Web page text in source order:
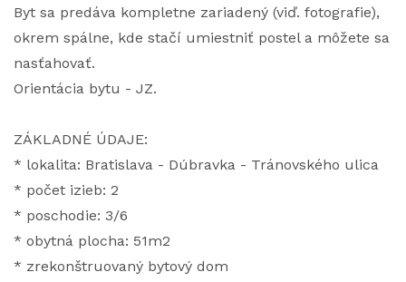
Byt sa predáva kompletne zariadený (viď. fotografie),
okrem spálne, kde stačí umiestniť postel a môžete sa
nasťahovať.
Orientácia bytu - JZ.
ZÁKLADNÉ ÚDAJE:
* lokalita: Bratislava - Dúbravka - Tránovského ulica
* počet izieb: 2
* poschodie: 3/6
* obytná plocha: 51m2
* zrekonštruovaný bytový dom